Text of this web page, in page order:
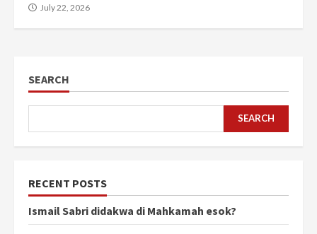
July 22, 2026
SEARCH
SEARCH
RECENT POSTS
Ismail Sabri didakwa di Mahkamah esok?